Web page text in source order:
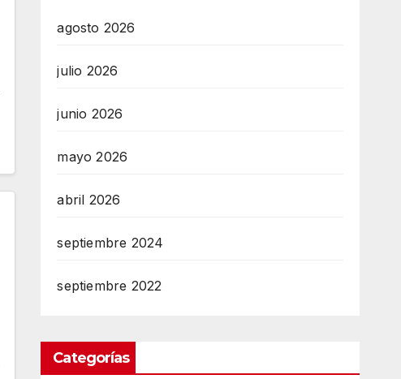
agosto 2026
julio 2026
junio 2026
mayo 2026
abril 2026
septiembre 2024
septiembre 2022
Categorías